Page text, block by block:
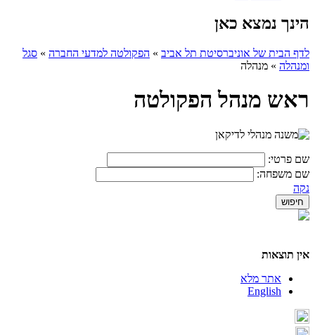
הינך נמצא כאן
לדף הבית של אוניברסיטת תל אביב » הפקולטה למדעי החברה » סגל
ומנהלה » מנהלה
ראש מנהל הפקולטה
שם פרטי:
שם משפחה:
נקה
אין תוצאות
אתר מלא
English